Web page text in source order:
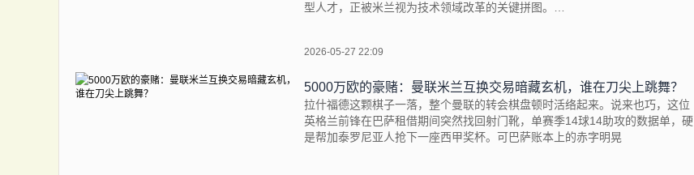
型人才，正被米兰视为技术领域改革的关键拼图。
2026-05-27 22:09
5000万欧的豪赌：曼联米兰互换交易暗藏玄机，谁在刀尖上跳舞？
拉什福德这颗棋子一落，整个曼联的转会棋盘顿时活络起来。说来也巧，这位
英格兰前锋在巴萨租借期间突然找回射门靴，单赛季14球14助攻的数据单，硬
是帮加泰罗尼亚人抢下一座西甲奖杯。可巴萨账本上的赤字明晃